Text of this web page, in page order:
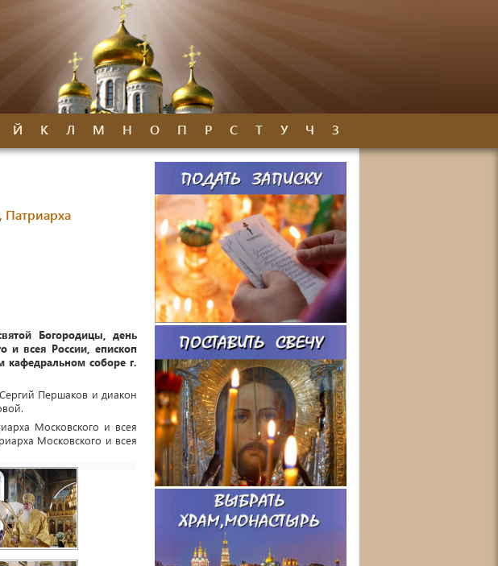
Й К Л М Н О П Р С Т У Ч З
Патриарха
Богородицы, день
и всея России, епископ
соборе г.
Першаков и диакон
Московского и всея
Московского и всея